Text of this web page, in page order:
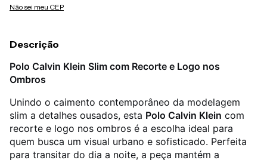
Não sei meu CEP
Descrição
Polo Calvin Klein Slim com Recorte e Logo nos
Ombros
Unindo o caimento contemporâneo da modelagem
slim a detalhes ousados, esta Polo Calvin Klein com
recorte e logo nos ombros é a escolha ideal para
quem busca um visual urbano e sofisticado. Perfeita
para transitar do dia a noite, a peça mantém a